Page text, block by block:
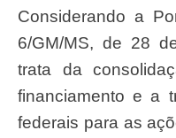
Considerando a Portaria de Consolidação nº
6/GM/MS, de 28
trata da
financiamento e a
federais para as